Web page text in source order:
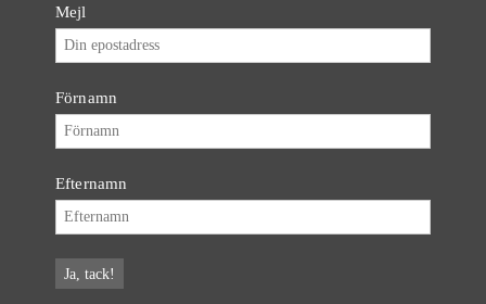
Mejl
Förnamn
Efternamn